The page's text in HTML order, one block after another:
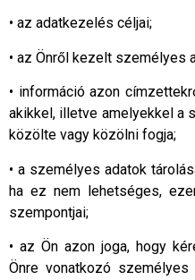
• az adatkezelés céljai;
• az Önről kezelt személyes
• információ azon
akikkel, illetve amelyekkel a
közölte vagy közölni fogja;
• a személyes adatok
ha ez nem lehetséges,
szempontjai;
• az Ön azon joga, hogy
Önre vonatkozó